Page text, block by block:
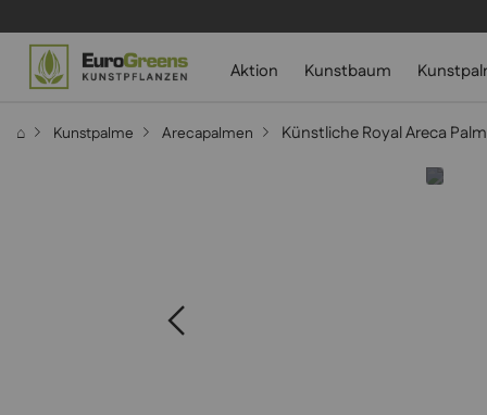
Aktion Kunstbaum
⌂ Kunstpalme Arecapalmen Künstliche Royal Areca